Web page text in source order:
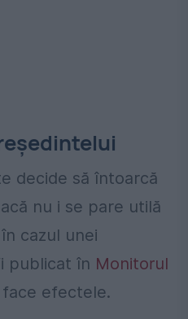
decide să întoarcă
nu i se pare utilă
cazul unei
publicat în Monitorul
efectele.